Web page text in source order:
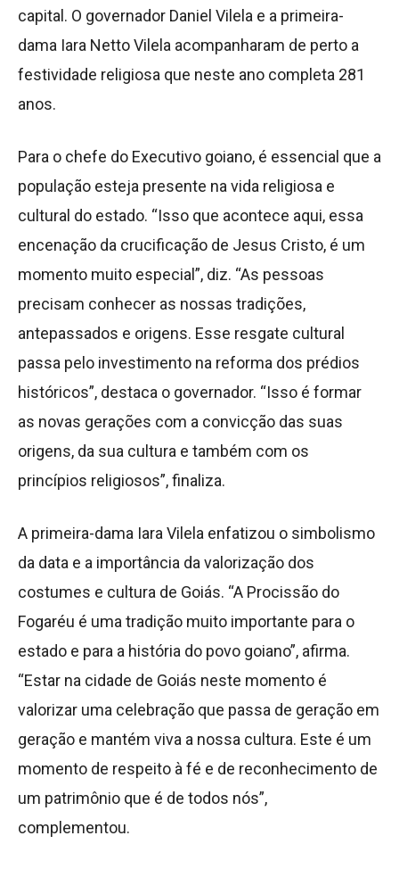
capital. O governador Daniel Vilela e a primeira-
dama Iara Netto Vilela acompanharam de perto a
festividade religiosa que neste ano completa 281
anos.
Para o chefe do Executivo goiano, é essencial que a
população esteja presente na vida religiosa e
cultural do estado. “Isso que acontece aqui, essa
encenação da crucificação de Jesus Cristo, é um
momento muito especial”, diz. “As pessoas
precisam conhecer as nossas tradições,
antepassados e origens. Esse resgate cultural
passa pelo investimento na reforma dos prédios
históricos”, destaca o governador. “Isso é formar
as novas gerações com a convicção das suas
origens, da sua cultura e também com os
princípios religiosos”, finaliza.
A primeira-dama Iara Vilela enfatizou o simbolismo
da data e a importância da valorização dos
costumes e cultura de Goiás. “A Procissão do
Fogaréu é uma tradição muito importante para o
estado e para a história do povo goiano”, afirma.
“Estar na cidade de Goiás neste momento é
valorizar uma celebração que passa de geração em
geração e mantém viva a nossa cultura. Este é um
momento de respeito à fé e de reconhecimento de
um patrimônio que é de todos nós”,
complementou.